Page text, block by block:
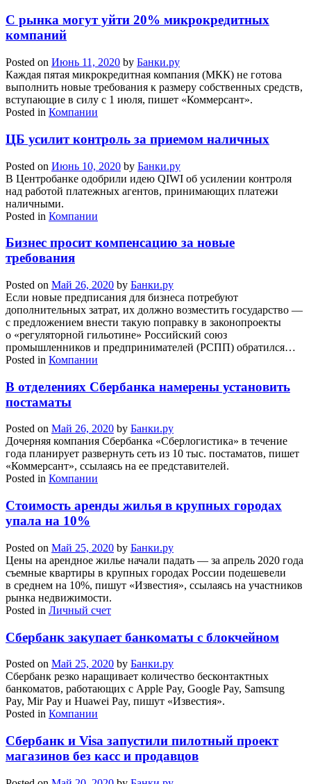
С рынка могут уйти 20% микрокредитных
компаний
Posted on Июнь 11, 2020 by Банки.ру
Каждая пятая микрокредитная компания (МКК) не готова
выполнить новые требования к размеру собственных средств,
вступающие в силу с 1 июля, пишет «Коммерсант».
Posted in Компании
ЦБ усилит контроль за приемом наличных
Posted on Июнь 10, 2020 by Банки.ру
В Центробанке одобрили идею QIWI об усилении контроля
над работой платежных агентов, принимающих платежи
наличными.
Posted in Компании
Бизнес просит компенсацию за новые
требования
Posted on Май 26, 2020 by Банки.ру
Если новые предписания для бизнеса потребуют
дополнительных затрат, их должно возместить государство —
с предложением внести такую поправку в законопроекты
о «регуляторной гильотине» Российский союз
промышленников и предпринимателей (РСПП) обратился…
Posted in Компании
В отделениях Сбербанка намерены установить
постаматы
Posted on Май 26, 2020 by Банки.ру
Дочерняя компания Сбербанка «Сберлогистика» в течение
года планирует развернуть сеть из 10 тыс. постаматов, пишет
«Коммерсант», ссылаясь на ее представителей.
Posted in Компании
Стоимость аренды жилья в крупных городах
упала на 10%
Posted on Май 25, 2020 by Банки.ру
Цены на арендное жилье начали падать — за апрель 2020 года
съемные квартиры в крупных городах России подешевели
в среднем на 10%, пишут «Известия», ссылаясь на участников
рынка недвижимости.
Posted in Личный счет
Сбербанк закупает банкоматы с блокчейном
Posted on Май 25, 2020 by Банки.ру
Сбербанк резко наращивает количество бесконтактных
банкоматов, работающих с Apple Pay, Google Pay, Samsung
Pay, Mir Pay и Huawei Pay, пишут «Известия».
Posted in Компании
Сбербанк и Visa запустили пилотный проект
магазинов без касс и продавцов